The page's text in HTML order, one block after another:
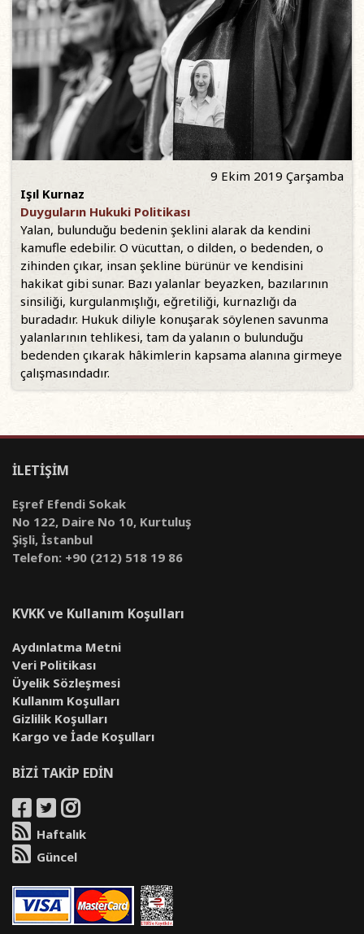
9 Ekim 2019 Çarşamba
Işıl Kurnaz
Duyguların Hukuki Politikası
Yalan, bulunduğu bedenin şeklini alarak da kendini
kamufle edebilir. O vücuttan, o dilden, o bedenden, o
zihinden çıkar, insan şekline bürünür ve kendisini
hakikat gibi sunar. Bazı yalanlar beyazken, bazılarının
sinsiliği, kurgulanmışlığı, eğretiliği, kurnazlığı da
buradadır. Hukuk diliyle konuşarak söylenen savunma
yalanlarının tehlikesi, tam da yalanın o bulunduğu
bedenden çıkarak hâkimlerin kapsama alanına girmeye
çalışmasındadır.
İLETİŞİM
Eşref Efendi Sokak
No 122, Daire No 10, Kurtuluş
Şişli, İstanbul
Telefon: +90 (212) 518 19 86
KVKK ve Kullanım Koşulları
Aydınlatma Metni
Veri Politikası
Üyelik Sözleşmesi
Kullanım Koşulları
Gizlilik Koşulları
Kargo ve İade Koşulları
BİZİ TAKİP EDİN
Haftalık
Güncel